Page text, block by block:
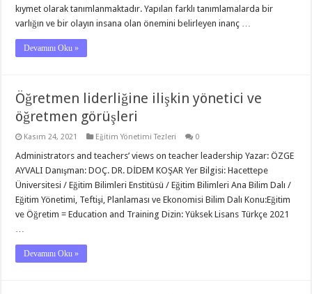
kıymet olarak tanımlanmaktadır. Yapılan farklı tanımlamalarda bir
varlığın ve bir olayın insana olan önemini belirleyen inanç …
Devamını Oku »
Öğretmen liderliğine ilişkin yönetici ve
öğretmen görüşleri
Kasım 24, 2021 Eğitim Yönetimi Tezleri 0
Administrators and teachers’ views on teacher leadership Yazar: ÖZGE
AYVALI Danışman: DOÇ. DR. DİDEM KOŞAR Yer Bilgisi: Hacettepe
Üniversitesi / Eğitim Bilimleri Enstitüsü / Eğitim Bilimleri Ana Bilim Dalı /
Eğitim Yönetimi, Teftişi, Planlaması ve Ekonomisi Bilim Dalı Konu:Eğitim
ve Öğretim = Education and Training Dizin: Yüksek Lisans Türkçe 2021
Devamını Oku »